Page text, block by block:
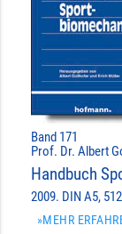
Band 171
Prof. Dr. Albert
Handbuch
2009. DIN A5,
»MEHR